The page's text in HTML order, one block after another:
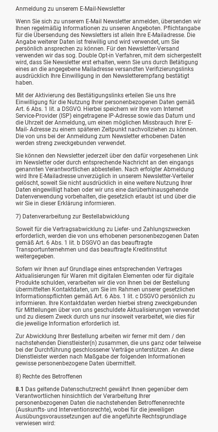
Anmeldung zu unserem E-Mail-Newsletter
Wenn Sie sich zu unserem E-Mail Newsletter anmelden, übersenden wir
Ihnen regelmäßig Informationen zu unseren Angeboten. Pflichtangabe
für die Übersendung des Newsletters ist allein Ihre E-Mailadresse. Die
Angabe weiterer Daten ist freiwillig und wird verwendet, um Sie
persönlich ansprechen zu können. Für den Newsletter-Versand
verwenden wir das sog. Double Opt-in Verfahren, mit dem sichergestellt
wird, dass Sie Newsletter erst erhalten, wenn Sie uns durch Betätigung
eines an die angegebene Mailadresse versandten Verifizierungslinks
ausdrücklich Ihre Einwilligung in den Newsletterempfang bestätigt
haben.
Mit der Aktivierung des Bestätigungslinks erteilen Sie uns Ihre
Einwilligung für die Nutzung Ihrer personenbezogenen Daten gemäß
Art. 6 Abs. 1 lit. a DSGVO. Hierbei speichern wir Ihre vom Internet
Service-Provider (ISP) eingetragene IP-Adresse sowie das Datum und
die Uhrzeit der Anmeldung, um einen möglichen Missbrauch Ihrer E-
Mail- Adresse zu einem späteren Zeitpunkt nachvollziehen zu können.
Die von uns bei der Anmeldung zum Newsletter erhobenen Daten
werden streng zweckgebunden verwendet.
Sie können den Newsletter jederzeit über den dafür vorgesehenen Link
im Newsletter oder durch entsprechende Nachricht an den eingangs
genannten Verantwortlichen abbestellen. Nach erfolgter Abmeldung
wird Ihre E-Mailadresse unverzüglich in unserem Newsletter-Verteiler
gelöscht, soweit Sie nicht ausdrücklich in eine weitere Nutzung Ihrer
Daten eingewilligt haben oder wir uns eine darüberhinausgehende
Datenverwendung vorbehalten, die gesetzlich erlaubt ist und über die
wir Sie in dieser Erklärung informieren.
7) Datenverarbeitung zur Bestellabwicklung
Soweit für die Vertragsabwicklung zu Liefer- und Zahlungszwecken
erforderlich, werden die von uns erhobenen personenbezogenen Daten
gemäß Art. 6 Abs. 1 lit. b DSGVO an das beauftragte
Transportunternehmen und das beauftragte Kreditinstitut
weitergegeben.
Sofern wir Ihnen auf Grundlage eines entsprechenden Vertrages
Aktualisierungen für Waren mit digitalen Elementen oder für digitale
Produkte schulden, verarbeiten wir die von Ihnen bei der Bestellung
übermittelten Kontaktdaten, um Sie im Rahmen unserer gesetzlichen
Informationspflichten gemäß Art. 6 Abs. 1 lit. c DSGVO persönlich zu
informieren. Ihre Kontaktdaten werden hierbei streng zweckgebunden
für Mitteilungen über von uns geschuldete Aktualisierungen verwendet
und zu diesem Zweck durch uns nur insoweit verarbeitet, wie dies für
die jeweilige Information erforderlich ist.
Zur Abwicklung Ihrer Bestellung arbeiten wir ferner mit dem / den
nachstehenden Dienstleister(n) zusammen, die uns ganz oder teilweise
bei der Durchführung geschlossener Verträge unterstützen. An diese
Dienstleister werden nach Maßgabe der folgenden Informationen
gewisse personenbezogene Daten übermittelt.
8) Rechte des Betroffenen
8.1 Das geltende Datenschutzrecht gewährt Ihnen gegenüber dem
Verantwortlichen hinsichtlich der Verarbeitung Ihrer
personenbezogenen Daten die nachstehenden Betroffenenrechte
(Auskunfts- und Interventionsrechte), wobei für die jeweiligen
Ausübungsvoraussetzungen auf die angeführte Rechtsgrundlage
verwiesen wird: